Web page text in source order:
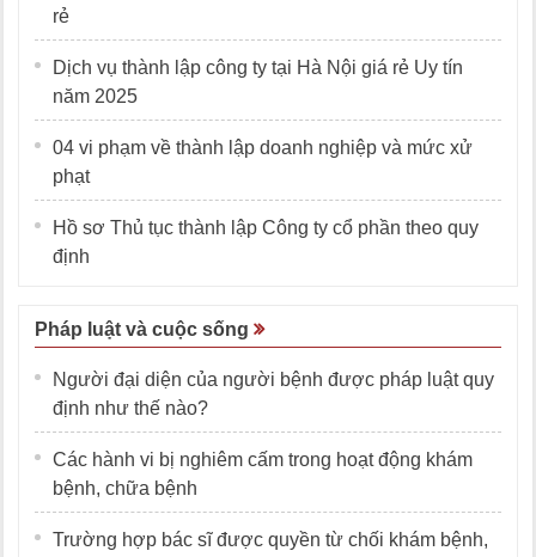
rẻ
Dịch vụ thành lập công ty tại Hà Nội giá rẻ Uy tín
năm 2025
04 vi phạm về thành lập doanh nghiệp và mức xử
phạt
Hồ sơ Thủ tục thành lập Công ty cổ phần theo quy
định
Pháp luật và cuộc sống
Người đại diện của người bệnh được pháp luật quy
định như thế nào?
Các hành vi bị nghiêm cấm trong hoạt động khám
bệnh, chữa bệnh
Trường hợp bác sĩ được quyền từ chối khám bệnh,